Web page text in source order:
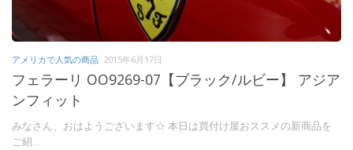
アメリカで人気の商品 2015年6月17日
フェラーリ OO9269-07【ブラック/ルビー】 アジア
ンフィット
みなさん、おはようございます☆ 本日は買付け屋おススメの新商品を
ご紹...